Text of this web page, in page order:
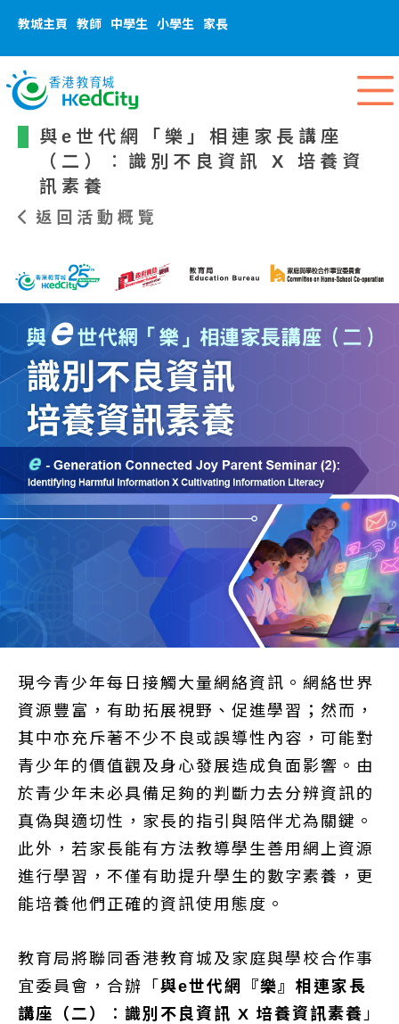
教城主頁 教師 中學生 小學生 家長
與e世代網「樂」相連家長講座
（二）︰識別不良資訊 X 培養資
訊素養
返回活動概覽
現今青少年每日接觸大量網絡資訊。網絡世界
資源豐富，有助拓展視野、促進學習；然而，
其中亦充斥著不少不良或誤導性內容，可能對
青少年的價值觀及身心發展造成負面影響。由
於青少年未必具備足夠的判斷力去分辨資訊的
真偽與適切性，家長的指引與陪伴尤為關鍵。
此外，若家長能有方法教導學生善用網上資源
進行學習，不僅有助提升學生的數字素養，更
能培養他們正確的資訊使用態度。
教育局將聯同香港教育城及家庭與學校合作事
宜委員會，合辦「 與e世代網『樂』相連家長
講座（二）︰識別不良資訊 X 培養資訊素養」